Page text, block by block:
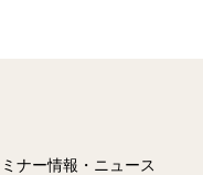
ナー情報・ニュース